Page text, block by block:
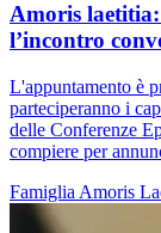
Amoris
l’incontro
L'appuntamento è
parteciperanno i
delle Conferenze
compiere per
Famiglia Amoris